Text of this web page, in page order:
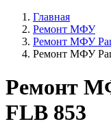
Главная
Ремонт МФУ
Ремонт МФУ
Ремонт МФУ
Ремонт
FLB 853